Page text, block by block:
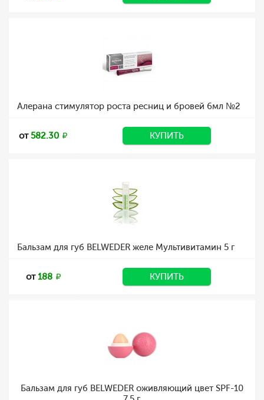
Алерана стимулятор роста ресниц и бровей 6мл №2
от582.30 КУПИТЬ
Бальзам для губ BELWEDER желе Мультивитамин 5 г
от188 КУПИТЬ
Бальзам для губ BELWEDER оживляющий цвет SPF-10